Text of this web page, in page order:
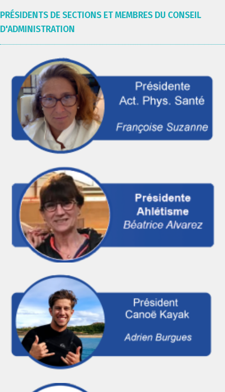
PRÉSIDENTS DE SECTIONS ET MEMBRES DU CONSEIL
D'ADMINISTRATION